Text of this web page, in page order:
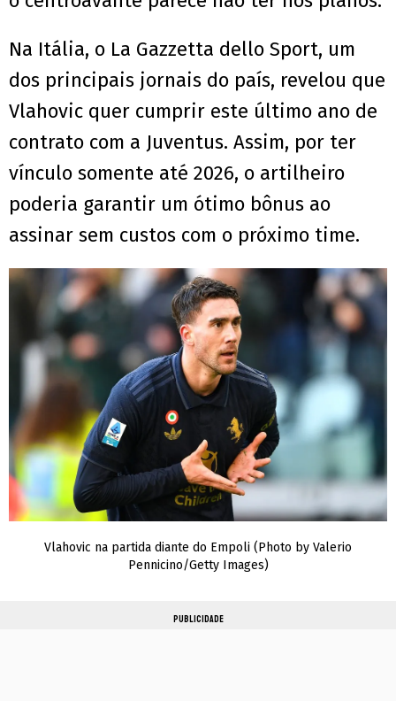
Na Itália, o La Gazzetta dello Sport, um
dos principais jornais do país, revelou que
Vlahovic quer cumprir este último ano de
contrato com a Juventus. Assim, por ter
vínculo somente até 2026, o artilheiro
poderia garantir um ótimo bônus ao
assinar sem custos com o próximo time.
Vlahovic na partida diante do Empoli (Photo by Valerio
Pennicino/Getty Images)
PUBLICIDADE